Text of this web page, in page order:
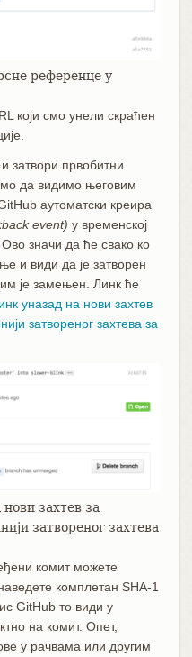
референце у
који смо унели скраћен
затвори првобитни
да видимо његовим
аутоматски креира
event) у временској
значи да ће свако ко
и види да је затворен
је замењен. Линк ће
уназад на нови захтев
затвореног захтева за
захтев за
затвореног захтева
комит можете
комплетан SHA-1
GitHub то види у
на комит. Опет,
у рачвама или другим